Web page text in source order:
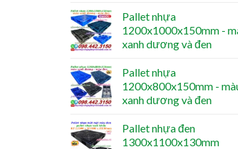
Pallet nhựa
1200x1000x150mm -
xanh dương và đen
Pallet nhựa
1200x800x150mm -
xanh dương và đen
Pallet nhựa đen
1300x1100x130mm